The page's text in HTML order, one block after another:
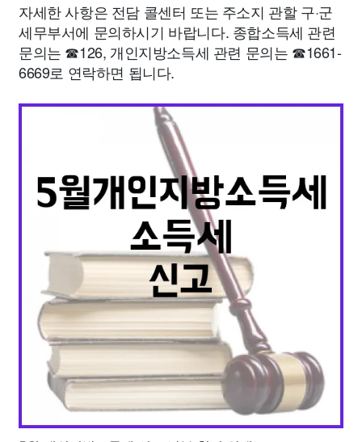
자세한 사항은 전담 콜센터 또는 주소지 관할 구·군
세무부서에 문의하시기 바랍니다. 종합소득세 관련
문의는 ☎126, 개인지방소득세 관련 문의는 ☎1661-
6669로 연락하면 됩니다.